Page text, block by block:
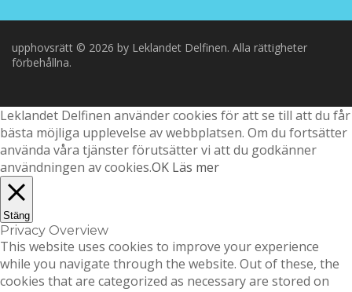
upphovsrätt © 2026 by Leklandet Delfinen. Alla rättigheter
förbehållna.
Leklandet Delfinen använder cookies för att se till att du får
bästa möjliga upplevelse av webbplatsen. Om du fortsätter
använda våra tjänster förutsätter vi att du godkänner
användningen av cookies.OK Läs mer
Stäng
Privacy Overview
This website uses cookies to improve your experience
while you navigate through the website. Out of these, the
cookies that are categorized as necessary are stored on